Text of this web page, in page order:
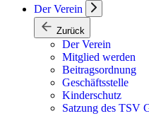
Der Verein
Zurück
Der Verein
Mitglied werden
Beitragsordnung
Geschäftsstelle
Kinderschutz
Satzung des TSV